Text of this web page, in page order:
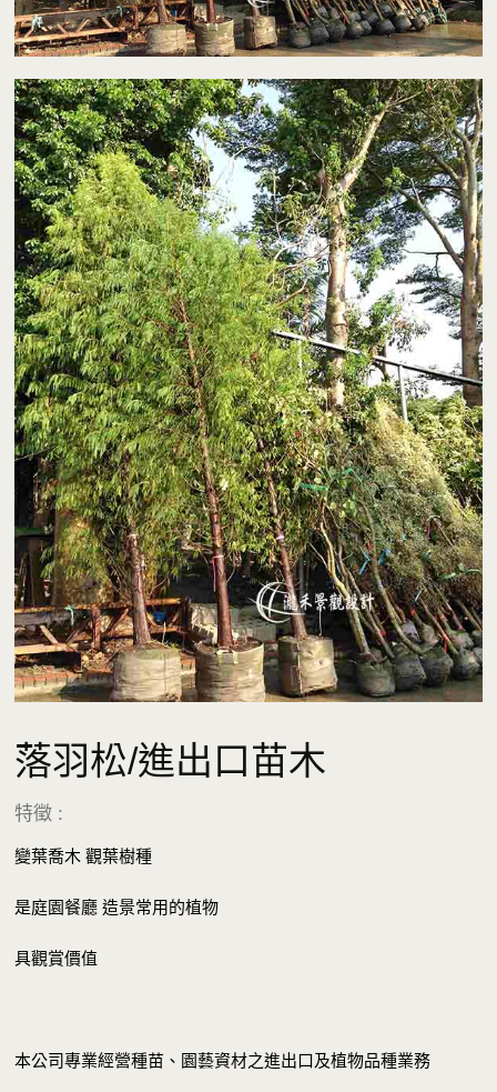
落羽松/進出口苗木
特徵 :
變葉喬木 觀葉樹種
是庭園餐廳 造景常用的植物
具觀賞價值
本公司專業經營種苗、園藝資材之進出口及植物品種業務